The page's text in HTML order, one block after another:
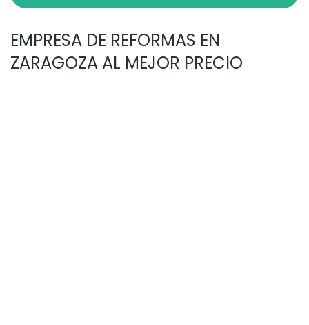
EMPRESA DE REFORMAS EN
ZARAGOZA AL MEJOR PRECIO